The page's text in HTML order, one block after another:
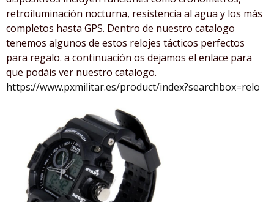
retroiluminación nocturna, resistencia al agua y los más
completos hasta GPS. Dentro de nuestro catalogo
tenemos algunos de estos relojes tácticos perfectos
para regalo. a continuación os dejamos el enlace para
que podáis ver nuestro catalogo.
https://www.pxmilitar.es/product/index?searchbox=relo